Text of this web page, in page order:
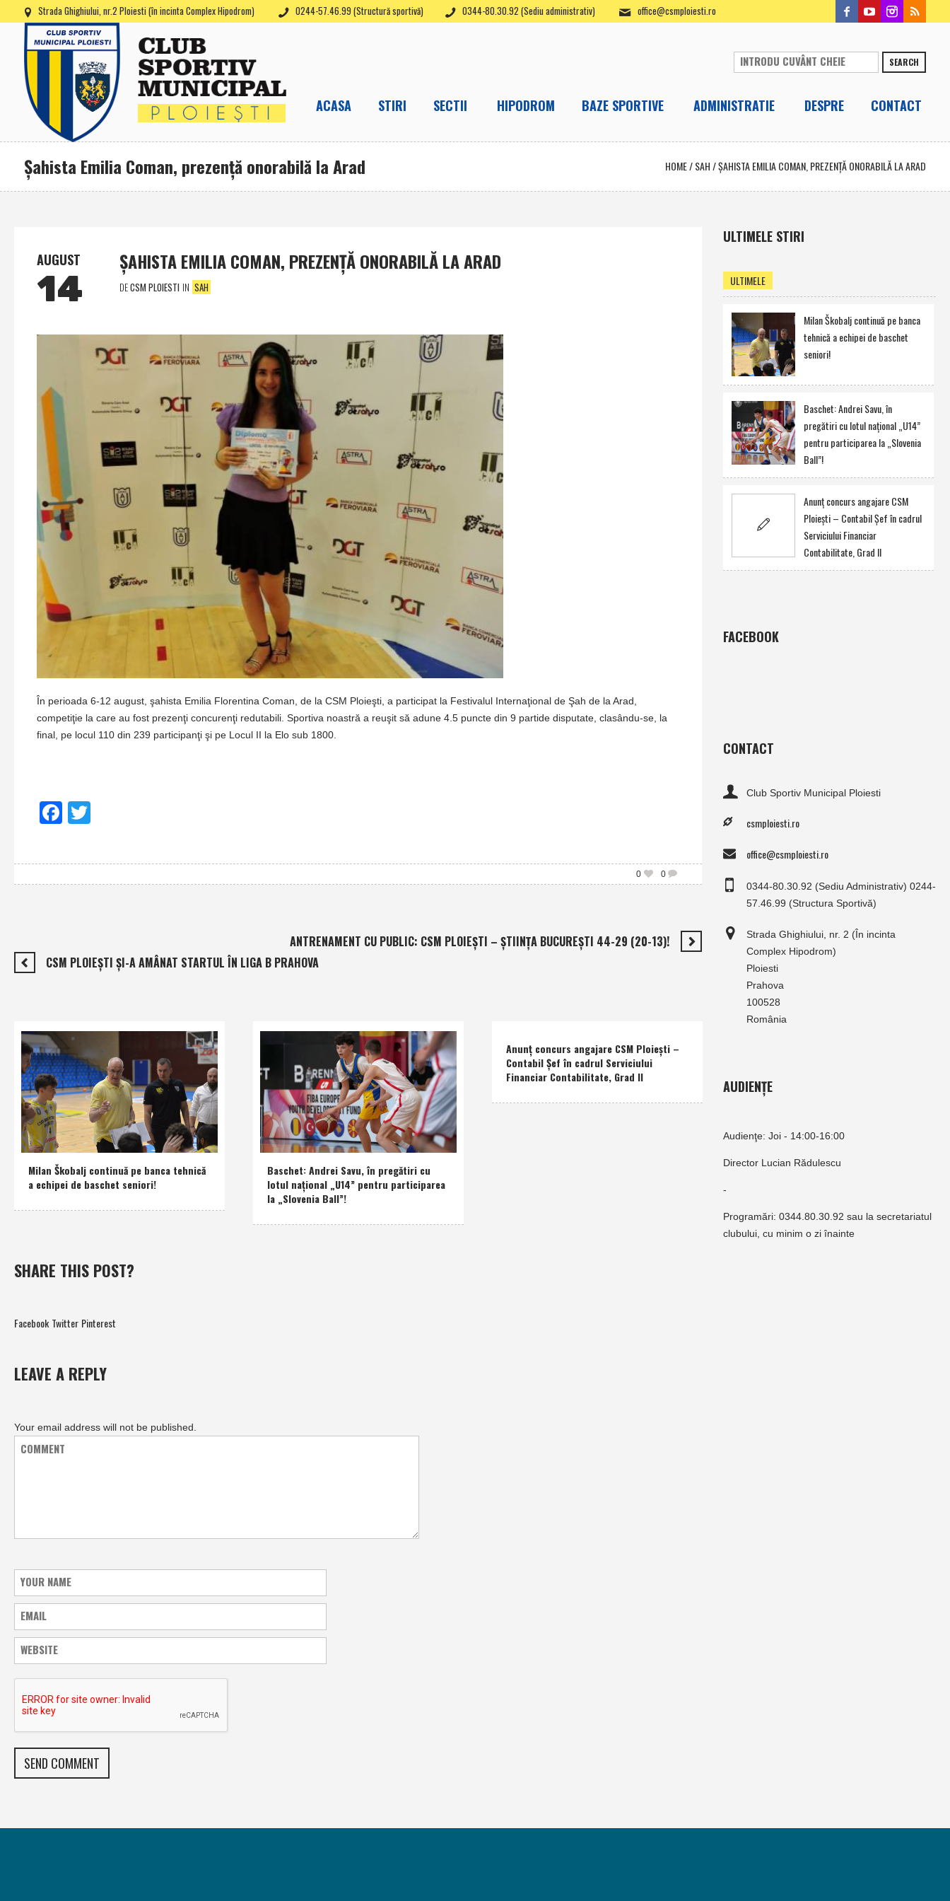
Strada Ghighiului, nr.2 Ploiesti (în incinta Complex Hipodrom) 0244-57.46.99 (Structură sportivă) 0344-80.30.92 (Sediu administrativ) office@csmploiesti.ro
SEARCH
ACASA STIRI SECTII HIPODROM BAZE SPORTIVE ADMINISTRATIE DESPRE CONTACT
Şahista Emilia Coman, prezenţă onorabilă la Arad HOME/SAH /ŞAHISTA EMILIA COMAN, PREZENŢĂ ONORABILĂ LA ARAD
AUGUST
14
ŞAHISTA EMILIA COMAN, PREZENŢĂ ONORABILĂ LA ARAD
DECSM PLOIESTI IN SAH
În perioada 6-12 august, şahista Emilia Florentina Coman, de la CSM Ploieşti, a participat la Festivalul Internaţional de Şah de la Arad,
competiţie la care au fost prezenţi concurenţi redutabili. Sportiva noastră a reuşit să adune 4.5 puncte din 9 partide disputate, clasându-se, la
final, pe locul 110 din 239 participanţi şi pe Locul II la Elo sub 1800.
Facebook
0
0
ANTRENAMENT CU PUBLIC: CSM PLOIEŞTI – ŞTIINŢA BUCUREŞTI 44-29 (20-13)!
CSM PLOIEŞTI ŞI-A AMÂNAT STARTUL ÎN LIGA B PRAHOVA
Milan Škobalj continuă pe banca tehnică
a echipei de baschet seniori!
Baschet: Andrei Savu, în pregătiri cu
lotul naţional „U14” pentru participarea
la „Slovenia Ball”!
Anunţ concurs angajare CSM Ploieşti –
Contabil Şef în cadrul Serviciului
Financiar Contabilitate, Grad II
SHARE THIS POST?
Facebook Twitter Pinterest
LEAVE A REPLY
Your email address will not be published.
ULTIMELE STIRI
ULTIMELE
Milan Škobalj continuă pe banca
tehnică a echipei de baschet
seniori!
Baschet: Andrei Savu, în
pregătiri cu lotul naţional „U14”
pentru participarea la „Slovenia
Ball”!
Anunţ concurs angajare CSM
Ploieşti – Contabil Şef în cadrul
Serviciului Financiar
Contabilitate, Grad II
FACEBOOK
CONTACT
Club Sportiv Municipal Ploiesti
csmploiesti.ro
office@csmploiesti.ro
0344-80.30.92 (Sediu Administrativ) 0244-
57.46.99 (Structura Sportivă)
Strada Ghighiului, nr. 2 (În incinta
Complex Hipodrom)
Ploiesti
Prahova
100528
România
AUDIENȚE
Audienţe: Joi - 14:00-16:00
Director Lucian Rădulescu
-
Programări: 0344.80.30.92 sau la secretariatul
clubului, cu minim o zi înainte